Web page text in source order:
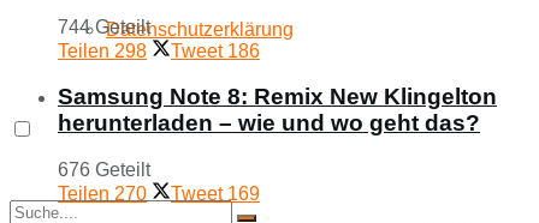
Datenschutzerklärung
744 Geteilt
Teilen 298 Tweet 186
Samsung Note 8: Remix New Klingelton
herunterladen – wie und wo geht das?
676 Geteilt
Teilen 270 Tweet 169